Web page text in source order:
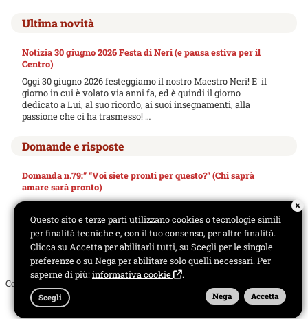
Ultima novità
Notizia 30 giugno 2026 Festa di Neri (e pausa estiva per il
Centro)
Oggi 30 giugno 2026 festeggiamo il nostro Maestro Neri! E' il
giorno in cui è volato via anni fa, ed è quindi il giorno
dedicato a Lui, al suo ricordo, ai suoi insegnamenti, alla
passione che ci ha trasmesso! …
Domande e risposte
Domanda n.79:” “Voi siete pronti per questo?” (Chi saprà
amare sarà pronto)
“Cara Maria, leggo sempre i messaggi che trovo sul sito di
Neri, cerco di meditare e di pregare e soprattutto cerco di
capire il lavoro che dobbiamo fare noi -che siamo stati
“chiamati”- per ritrovare la via che…
Copyright © 2025 - Centro Spirituale il Sentiero di Neri Flavi |
Questo sito e terze parti utilizzano cookies o tecnologie simili
per finalità tecniche e, con il tuo consenso, per altre finalità.
Clicca su Accetta per abilitarli tutti, su Scegli per le singole
preferenze o su Nega per abilitare solo quelli necessari. Per
saperne di più:informativa cookie .
Scegli Nega Accetta